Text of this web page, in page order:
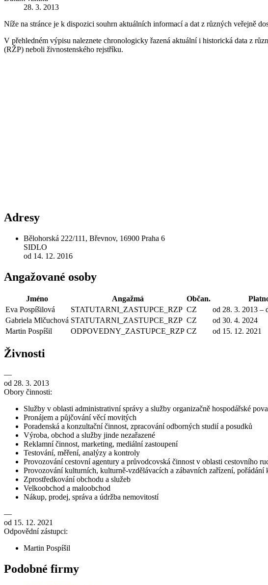
28. 3. 2013
Níže na stránce je k dispozici souhrn aktuálních informací a dat z různých veřejně
V přehledném výpisu naleznete chronologicky řazená aktuální i historická data z
(RŽP) neboli živnostenského rejstříku.
Adresy
Bělohorská 222/111, Břevnov, 16900 Praha 6
SIDLO
od 14. 12. 2016
Angažované osoby
Jméno Angažmá Občan.
Eva Pospíšilová
STATUTARNI_ZASTUPCE_RZP CZ
od 28. 3. 2013 –
Gabriela Mlčuchová STATUTARNI_ZASTUPCE_RZP CZ
od 30. 4. 2024
Martin Pospíšil
ODPOVEDNY_ZASTUPCE_RZP CZ od 15. 12. 2021
Živnosti
—
od 28. 3. 2013
Obory činnosti:
Služby v oblasti administrativní správy a služby organizačně hospodářské
Pronájem a půjčování věcí movitých
Poradenská a konzultační činnost, zpracování odborných studií a posudků
Výroba, obchod a služby jinde nezařazené
Reklamní činnost, marketing, mediální zastoupení
Testování, měření, analýzy a kontroly
Provozování cestovní agentury a průvodcovská činnost v oblasti cestovního
Provozování kulturních, kulturně-vzdělávacích a zábavních zařízení,
Zprostředkování obchodu a služeb
Velkoobchod a maloobchod
Nákup, prodej, správa a údržba nemovitostí
—
od 15. 12. 2021
Odpovědní zástupci:
Martin Pospíšil
Podobné firmy